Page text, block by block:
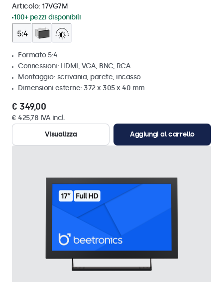
Articolo: 17VG7M
100+ pezzi disponibili
Formato 5:4
Connessioni: HDMI, VGA, BNC, RCA
Montaggio: scrivania, parete, incasso
Dimensioni esterne: 372 x 305 x 40 mm
€ 349,00
€ 425,78 IVA incl.
Visualizza
Aggiungi al carrello